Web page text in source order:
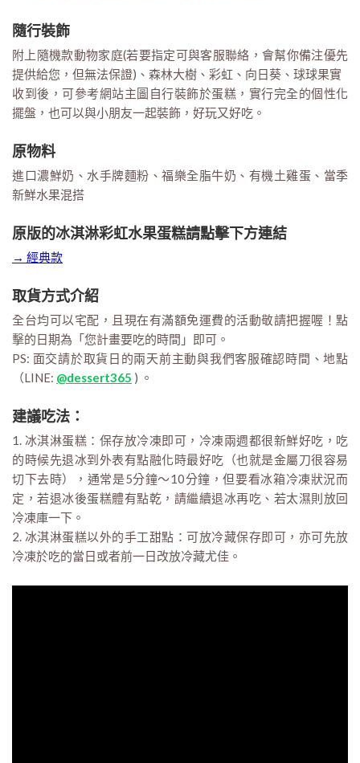
隨行裝飾
附上隨機款動物家庭(若要指定可與客服聯絡，會幫你備注優先
提供給您，但無法保證)、森林大樹、彩虹、向日葵、球球果實
收到後，可參考網站主圖自行裝飾於蛋糕，實行完全的個性化
擺盤，也可以與小朋友一起裝飾，好玩又好吃。
原物料
進口濃鮮奶、水手牌麵粉、福樂全脂牛奶、有機土雞蛋、當季
新鮮水果混搭
原版的冰淇淋彩虹水果蛋糕請點擊下方連結
→ 經典款
取貨方式介紹
全台均可以宅配，且現在有滿額免運費的活動敬請把握喔！點
擊的日期為「您計畫要吃的時間」即可。
PS: 面交請於取貨日的兩天前主動與我們客服確認時間、地點
（LINE: @dessert365 ) 。
建議吃法：
1. 冰淇淋蛋糕：保存放冷凍即可，冷凍兩週都很新鮮好吃，吃
的時候先退冰到外表有點融化時最好吃（也就是金屬刀很容易
切下去時），通常是5分鐘～10分鐘，但要看冰箱冷凍狀況而
定，若退冰後蛋糕體有點乾，請繼續退冰再吃、若太濕則放回
冷凍庫一下。
2. 冰淇淋蛋糕以外的手工甜點：可放冷藏保存即可，亦可先放
冷凍於吃的當日或者前一日改放冷藏尤佳。